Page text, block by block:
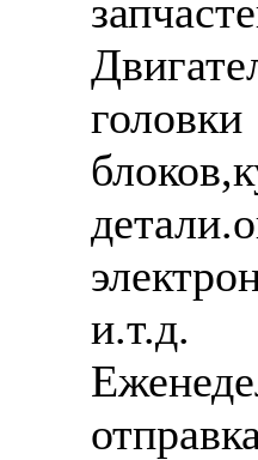
головки
и.т.д.